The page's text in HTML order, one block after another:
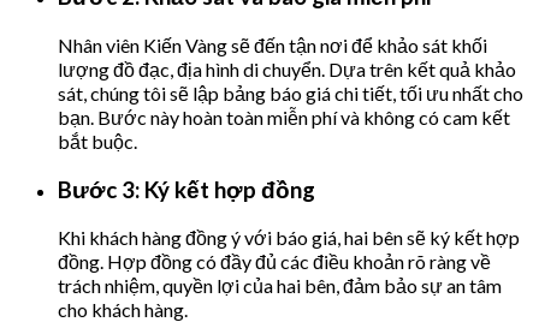
Nhân viên Kiến Vàng sẽ đến tận nơi để khảo sát khối
lượng đồ đạc, địa hình di chuyển. Dựa trên kết quả khảo
sát, chúng tôi sẽ lập bảng báo giá chi tiết, tối ưu nhất cho
bạn. Bước này hoàn toàn miễn phí và không có cam kết
bắt buộc.
Bước 3: Ký kết hợp đồng
Khi khách hàng đồng ý với báo giá, hai bên sẽ ký kết hợp
đồng. Hợp đồng có đầy đủ các điều khoản rõ ràng về
trách nhiệm, quyền lợi của hai bên, đảm bảo sự an tâm
cho khách hàng.